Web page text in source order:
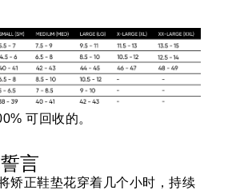
可回收的。
言
矫正鞋垫花穿着几个小时，持续